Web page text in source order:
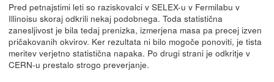
Pred petnajstimi leti so raziskovalci v SELEX-u v Fermilabu v
Illinoisu skoraj odkrili nekaj podobnega. Toda statistična
zanesljivost je bila tedaj prenizka, izmerjena masa pa precej izven
pričakovanih okvirov. Ker rezultata ni bilo mogoče ponoviti, je tista
meritev verjetno statistična napaka. Po drugi strani je odkritje v
CERN-u prestalo strogo preverjanje.